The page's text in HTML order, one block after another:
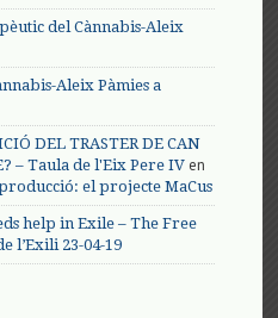
del Cànnabis-Aleix
Aleix Pàmies a
DEL TRASTER DE CAN
– Taula de l'Eix Pere IV en
el projecte MaCus
help in Exile – The Free
l’Exili 23-04-19